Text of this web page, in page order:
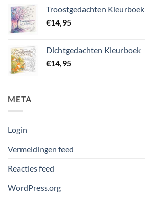
Troostgedachten Kleurboek
€14,95
Dichtgedachten Kleurboek
€14,95
META
Login
Vermeldingen feed
Reacties feed
WordPress.org